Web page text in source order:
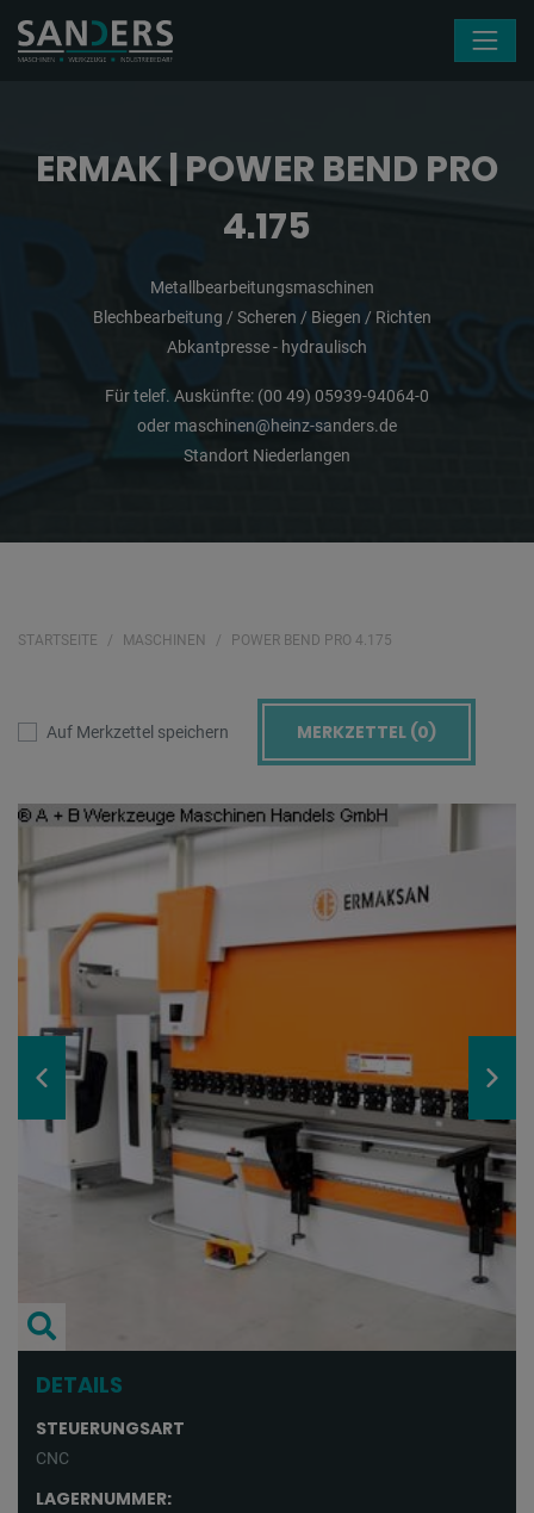
ERMAK | POWER BEND PRO
4.175
Metallbearbeitungsmaschinen
Blechbearbeitung / Scheren / Biegen / Richten
Abkantpresse - hydraulisch
Für telef. Auskünfte: (00 49) 05939-94064-0
oder maschinen@heinz-sanders.de
Standort Niederlangen
STARTSEITE MASCHINEN POWER BEND PRO 4.175
Auf Merkzettel speichern MERKZETTEL (0)
DETAILS
STEUERUNGSART
CNC
LAGERNUMMER: